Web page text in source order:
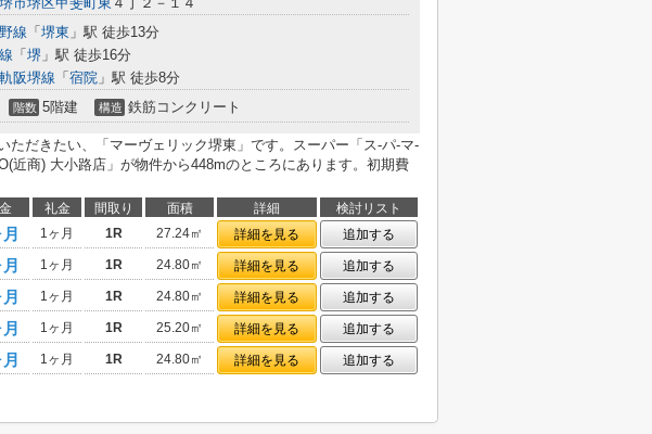
線 「 堺東 」駅 徒歩13分
「 堺 」駅 徒歩16分
阪堺線 「 宿院 」駅 徒歩8分
階数 5階建 構造 鉄筋コンクリート
ただきたい、「マーヴェリック堺東」です。スーパー「ス-パ-マ-
近商) 大小路店」が物件から448mのところにあります。初期費
礼金 間取り 面積 詳細
検討リスト
1ヶ月 1R 27.24㎡ 詳細を見る
追加する
1ヶ月 1R 24.80㎡ 詳細を見る
追加する
1ヶ月 1R 24.80㎡ 詳細を見る
追加する
1ヶ月 1R 25.20㎡ 詳細を見る
追加する
1ヶ月 1R 24.80㎡ 詳細を見る 追加する